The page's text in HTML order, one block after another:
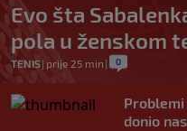
Evo šta
pola u ženskom
TENIS| prije 25 min | 0
Problemi
donio